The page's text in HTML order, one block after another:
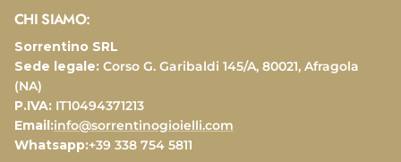
CHI SIAMO:
Sorrentino SRL
Sede legale: Corso G. Garibaldi 145/A, 80021, Afragola
(NA)
P.IVA: IT10494371213
Email:info@sorrentinogioielli.com
Whatsapp:+39 338 754 5811